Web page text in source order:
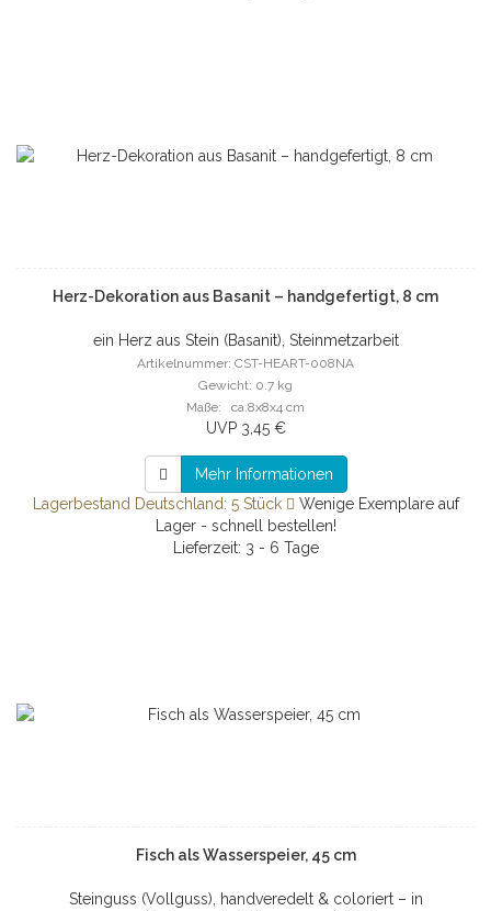
Herz-Dekoration aus Basanit – handgefertigt, 8 cm
ein Herz aus Stein (Basanit), Steinmetzarbeit
Artikelnummer: CST-HEART-008NA
Gewicht: 0.7 kg
Maße: ca.8x8x4 cm
UVP 3,45 €
Mehr Informationen
Lagerbestand Deutschland: 5 Stück
Wenige Exemplare auf
Lager - schnell bestellen!
Lieferzeit: 3 - 6 Tage
Fisch als Wasserspeier, 45 cm
Steinguss (Vollguss), handveredelt & coloriert – in